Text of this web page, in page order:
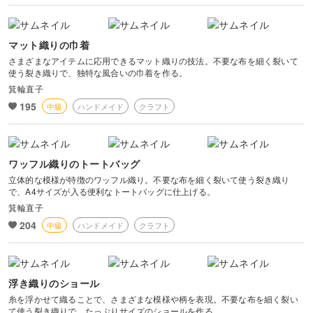
マット織りの巾着
さまざまなアイテムに応用できるマット織りの技法。不要な布を細く裂いて
使う裂き織りで、独特な風合いの巾着を作る。
箕輪直子
195 中級 ハンドメイド クラフト
ワッフル織りのトートバッグ
立体的な模様が特徴のワッフル織り。不要な布を細く裂いて使う裂き織り
で、A4サイズが入る便利なトートバッグに仕上げる。
箕輪直子
204 中級 ハンドメイド クラフト
浮き織りのショール
糸を浮かせて織ることで、さまざまな模様や柄を表現。不要な布を細く裂い
て使う裂き織りで、たっぷりサイズのショールを作る。